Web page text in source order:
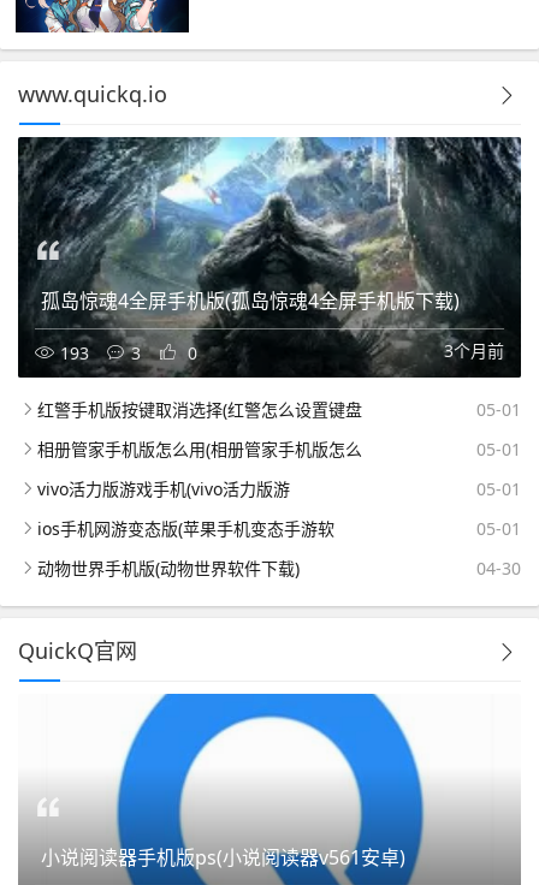
www.quickq.io
孤岛惊魂4全屏手机版(孤岛惊魂4全屏手机版下载)
193 3 0 3个月前
红警手机版按键取消选择(红警怎么设置键盘
05-01
相册管家手机版怎么用(相册管家手机版怎么
05-01
vivo活力版游戏手机(vivo活力版游
05-01
ios手机网游变态版(苹果手机变态手游软
05-01
动物世界手机版(动物世界软件下载)
04-30
QuickQ官网
小说阅读器手机版ps(小说阅读器v561安卓)